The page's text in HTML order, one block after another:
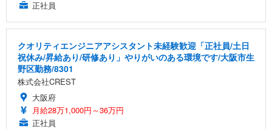
正社員
クオリティエンジニアアシスタント未経験歓迎「正社員/土日
祝休み/昇給あり/研修あり」やりがいのある環境です/大阪市生
野区勤務/8301
株式会社CREST
大阪府
月給28万1,000円～36万円
正社員